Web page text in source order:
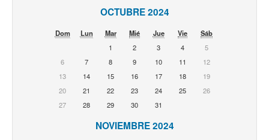
OCTUBRE 2024
Dom Lun Mar Mié Jue Vie
Sáb
1
2 3 4
5
6
7 8 9 10 11
12
13
14 15 16 17 18
19
20
21 22 23 24 25
26
27
28 29 30 31
NOVIEMBRE 2024